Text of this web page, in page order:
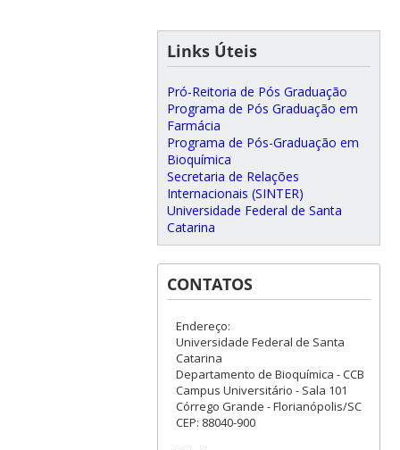
Links Úteis
Pró-Reitoria de Pós Graduação
Programa de Pós Graduação em
Farmácia
Programa de Pós-Graduação em
Bioquímica
Secretaria de Relações
Internacionais (SINTER)
Universidade Federal de Santa
Catarina
CONTATOS
Endereço:
Universidade Federal de Santa
Catarina
Departamento de Bioquímica - CCB
Campus Universitário - Sala 101
Córrego Grande - Florianópolis/SC
CEP: 88040-900